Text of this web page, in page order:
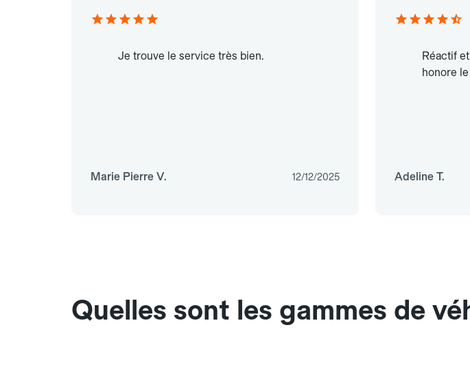
Je trouve le service très bien.
Marie Pierre V. 12/12/2025
Réactif
honore
Adeline T.
Quelles sont les gammes de